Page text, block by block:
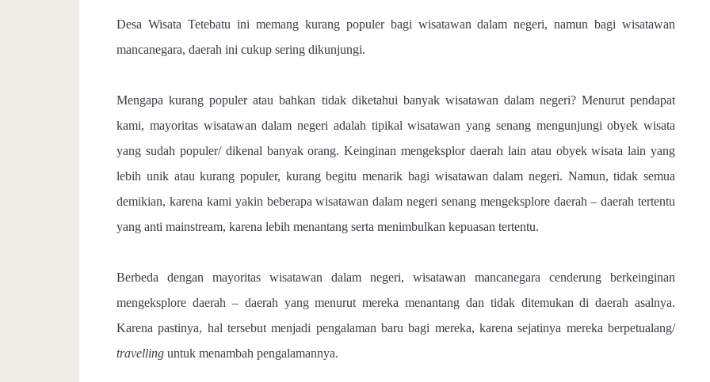
Desa Wisata Tetebatu ini memang kurang populer bagi wisatawan dalam negeri, namun bagi wisatawan
mancanegara, daerah ini cukup sering dikunjungi.
Mengapa kurang populer atau bahkan tidak diketahui banyak wisatawan dalam negeri? Menurut pendapat
kami, mayoritas wisatawan dalam negeri adalah tipikal wisatawan yang senang mengunjungi obyek wisata
yang sudah populer/ dikenal banyak orang. Keinginan mengeksplor daerah lain atau obyek wisata lain yang
lebih unik atau kurang populer, kurang begitu menarik bagi wisatawan dalam negeri. Namun, tidak semua
demikian, karena kami yakin beberapa wisatawan dalam negeri senang mengeksplore daerah – daerah tertentu
yang anti mainstream, karena lebih menantang serta menimbulkan kepuasan tertentu.
Berbeda dengan mayoritas wisatawan dalam negeri, wisatawan mancanegara cenderung berkeinginan
mengeksplore daerah – daerah yang menurut mereka menantang dan tidak ditemukan di daerah asalnya.
Karena pastinya, hal tersebut menjadi pengalaman baru bagi mereka, karena sejatinya mereka berpetualang/
travellinguntuk menambah pengalamannya.